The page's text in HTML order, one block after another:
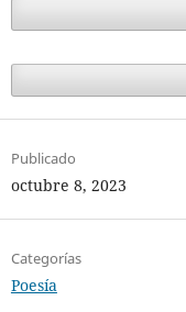
Publicado
octubre 8, 2023
Categorías
Poesía